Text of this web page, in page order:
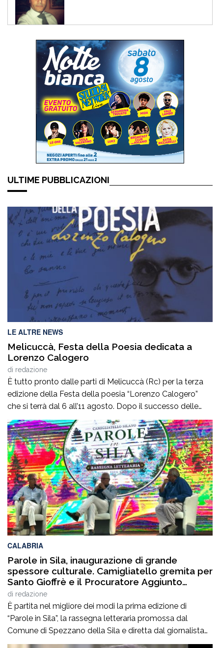
ULTIME PUBBLICAZIONI
LE ALTRE NEWS
Melicuccà, Festa della Poesia dedicata a
Lorenzo Calogero
di redazione
È tutto pronto dalle parti di Melicuccà (Rc) per la terza
edizione della Festa della poesia “Lorenzo Calogero”
che si terrà dal 6 all’11 agosto. Dopo il successo delle
prime due edizioni, nel 2024 e nel 2025, che hanno
portato nell’entroterra calabrese autorevoli protagonisti
della cultura italiana e internazionale, anche per
quest’annoLYRIKS – Laboratorio Interdisciplinare […]
CALABRIA
Parole in Sila, inaugurazione di grande
spessore culturale. Camigliatello gremita per
Santo Gioffrè e il Procuratore Aggiunto
Stefano Musolino
di redazione
È partita nel migliore dei modi la prima edizione di
“Parole in Sila”, la rassegna letteraria promossa dal
Comune di Spezzano della Sila e diretta dal giornalista
Pasquale Motta, che fino al 19 agosto porterà a